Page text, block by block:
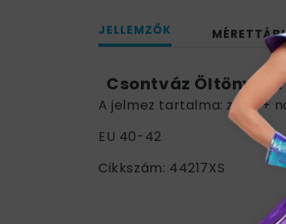
JELLEMZŐK
Csontváz Öltöny
A jelmez tartalma: zakó +
EU 40-42
Cikkszám: 44217XS